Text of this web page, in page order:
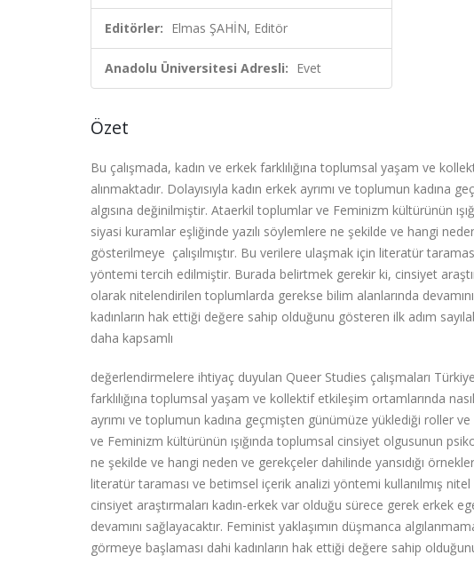
Editörler: Elmas ŞAHİN, Editör
Anadolu Üniversitesi Adresli: Evet
Özet
Bu çalışmada, kadın ve erkek farklılığına toplumsal yaşam ve
alınmaktadır. Dolayısıyla kadın erkek ayrımı ve toplumun kadına
algısına değinilmiştir. Ataerkil toplumlar ve Feminizm kültürünün
siyasi kuramlar eşliğinde yazılı söylemlere ne şekilde ve hangi
gösterilmeye çalışılmıştır. Bu verilere ulaşmak için literatür
yöntemi tercih edilmiştir. Burada belirtmek gerekir ki, cinsiyet
olarak nitelendirilen toplumlarda gerekse bilim alanlarında
kadınların hak ettiği değere sahip olduğunu gösteren ilk adım
daha kapsamlı
değerlendirmelere ihtiyaç duyulan Queer Studies çalışmaları
farklılığına toplumsal yaşam ve kollektif etkileşim ortamlarında
ayrımı ve toplumun kadına geçmişten günümüze yüklediği roller
ve Feminizm kültürünün ışığında toplumsal cinsiyet olgusunun
ne şekilde ve hangi neden ve gerekçeler dahilinde yansıdığı
literatür taraması ve betimsel içerik analizi yöntemi kullanılmış
cinsiyet araştırmaları kadın-erkek var olduğu sürece gerek erkek
devamını sağlayacaktır. Feminist yaklaşımın düşmanca
görmeye başlaması dahi kadınların hak ettiği değere sahip